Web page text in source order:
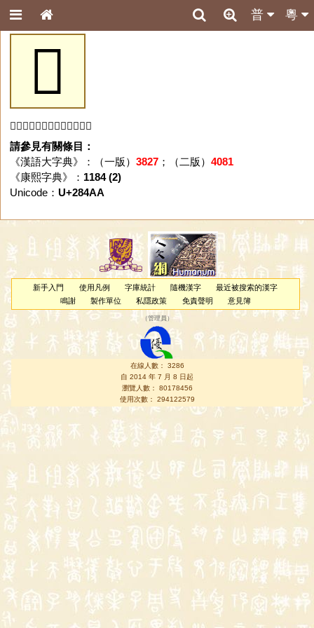
粵
普
𨒪
「𨒪」字未收錄於本資料庫。
請參見有關條目：
《漢語大字典》：（一版） 3827；（二版） 4081
《康熙字典》： 1184 (2)
Unicode： U+284AA
新手入門 使用凡例 字庫統計 隨機漢字
最近被搜索的漢字
鳴謝
製作單位 私隱政策 免責聲明 意見簿
（管理員 ）
在線人數： 3286
自 2014 年 7 月 8 日起
瀏覽人數： 80178456
使用次數： 294122579